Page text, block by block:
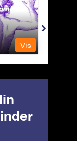
Vis